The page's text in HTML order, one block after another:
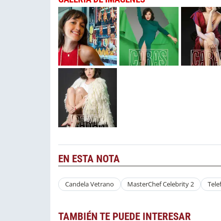
EN ESTA NOTA
Candela Vetrano MasterChef Celebrity 2
TAMBIÉN TE PUEDE INTERESAR